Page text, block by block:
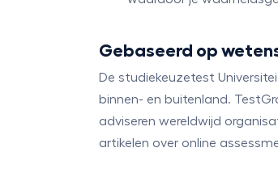
Gebaseerd op
De studiekeuzetest
binnen- en buitenland.
adviseren wereldwijd
artikelen over online